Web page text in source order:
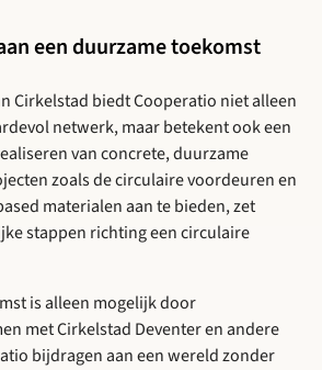
een duurzame toekomst
Cirkelstad biedt Cooperatio niet alleen
netwerk, maar betekent ook een
van concrete, duurzame
zoals de circulaire voordeuren en
materialen aan te bieden, zet
stappen richting een circulaire
is alleen mogelijk door
met Cirkelstad Deventer en andere
bijdragen aan een wereld zonder